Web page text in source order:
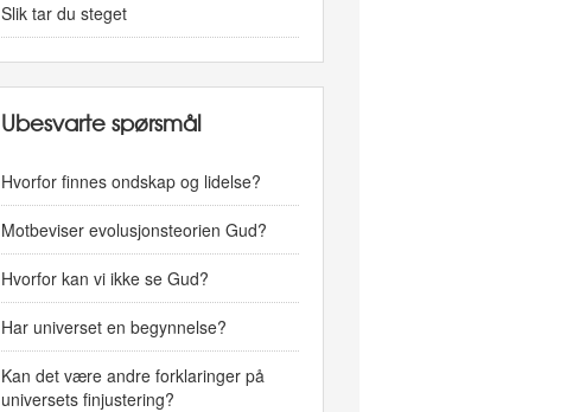
Slik tar du steget
Ubesvarte spørsmål
Hvorfor finnes ondskap og lidelse?
Motbeviser evolusjonsteorien Gud?
Hvorfor kan vi ikke se Gud?
Har universet en begynnelse?
Kan det være andre forklaringer på
universets finjustering?